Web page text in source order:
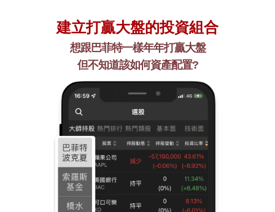
建立打贏大盤的投資組合
想跟巴菲特一樣年年打贏大盤
但不知道該如何資產配置?